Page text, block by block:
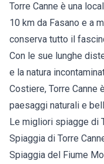
Torre Canne è una
10 km da Fasano e a
conserva tutto il
Con le sue lunghe
e la natura
Costiere, Torre Canne
paesaggi naturali e
Le migliori spiagge di
Spiaggia di Torre
Spiaggia del Fiume